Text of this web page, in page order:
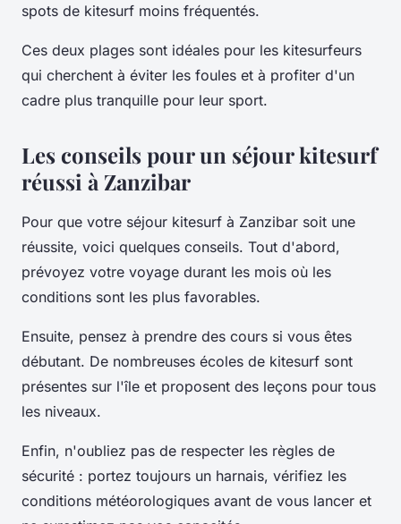
spots de kitesurf moins fréquentés.
Ces deux plages sont idéales pour les kitesurfeurs
qui cherchent à éviter les foules et à profiter d'un
cadre plus tranquille pour leur sport.
Les conseils pour un séjour kitesurf
réussi à Zanzibar
Pour que votre séjour kitesurf à Zanzibar soit une
réussite, voici quelques conseils. Tout d'abord,
prévoyez votre voyage durant les mois où les
conditions sont les plus favorables.
Ensuite, pensez à prendre des cours si vous êtes
débutant. De nombreuses écoles de kitesurf sont
présentes sur l'île et proposent des leçons pour tous
les niveaux.
Enfin, n'oubliez pas de respecter les règles de
sécurité : portez toujours un harnais, vérifiez les
conditions météorologiques avant de vous lancer et